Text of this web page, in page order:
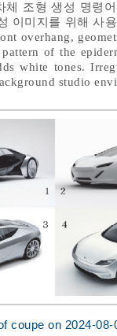
체 조형 생성 명령
이미지를 위해 사
overhang,
of the
white tones.
studio
coupe on 2024-08-